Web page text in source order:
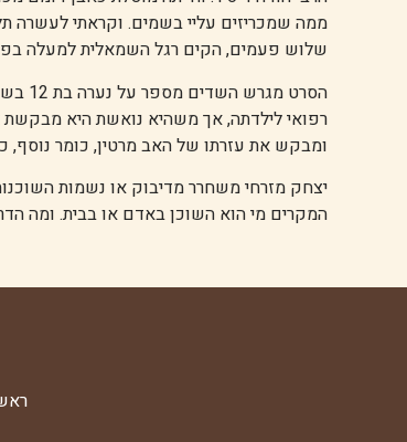
ממה שמכריזים עליי בשמים. וקראתי לעשרה
שלוש פעמים, הקים רגל השמאלית למעלה
רפואי לילדתה, אך משהיא נואשת היא
ומבקש את עזרתו של האב מרטין, כומר נוסף,
יצחק מזרחי משחרר מדיבוק או נשמות
המקרים מי הוא השוכן באדם או בבית. ומה